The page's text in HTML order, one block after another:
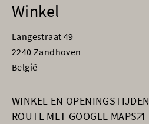
Winkel
Langestraat 49
2240 Zandhoven
België
WINKEL EN OPENINGSTIJDEN
ROUTE MET GOOGLE MAPS